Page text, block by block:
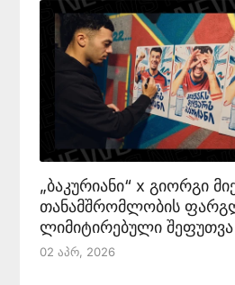
„ბაკურიანი“ x გიორგი
თანამშრომლობის
ლიმიტირებული შეფუთვა
02 Აპრ, 2026